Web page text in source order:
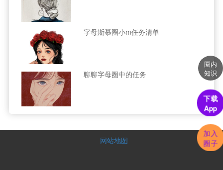
字母斯慕圈小m任务清单
聊聊字母圈中的任务
网站地图
圈内
知识
下载
App
加入
圈子